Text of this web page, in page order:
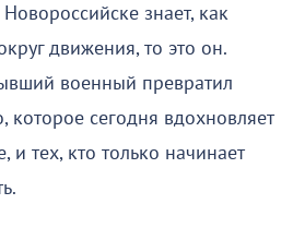
знает, как
движения, то это он.
военный превратил
которое сегодня вдохновляет
и тех, кто только начинает